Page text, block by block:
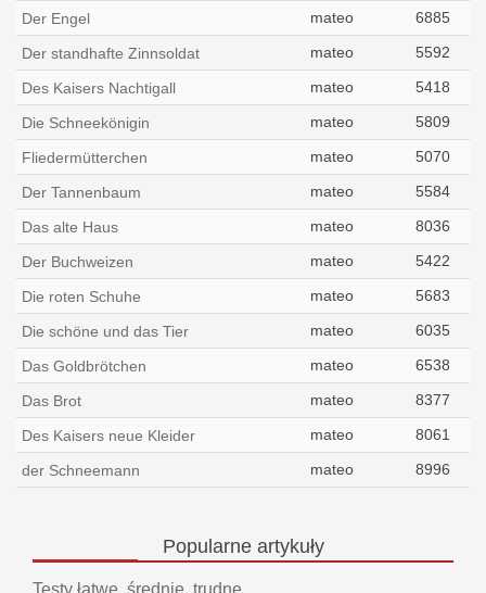
Der Engel mateo 6885
Der standhafte Zinnsoldat mateo 5592
Des Kaisers Nachtigall mateo 5418
Die Schneekönigin mateo 5809
Fliedermütterchen mateo 5070
Der Tannenbaum mateo 5584
Das alte Haus mateo 8036
Der Buchweizen mateo 5422
Die roten Schuhe mateo 5683
Die schöne und das Tier mateo 6035
Das Goldbrötchen mateo 6538
Das Brot mateo 8377
Des Kaisers neue Kleider mateo 8061
der Schneemann mateo 8996
Popularneartykuły